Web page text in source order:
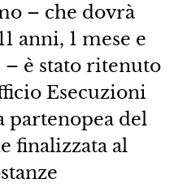
– che dovrà
anni, 1 mese e
è stato ritenuto
Esecuzioni
partenopea del
finalizzata al